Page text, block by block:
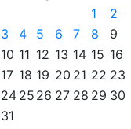
1
2
3
4 5 6 7 8
9
10 11 12 13 14 15 16
17 18 19 20 21 22 23
24 25 26 27 28 29 30
31